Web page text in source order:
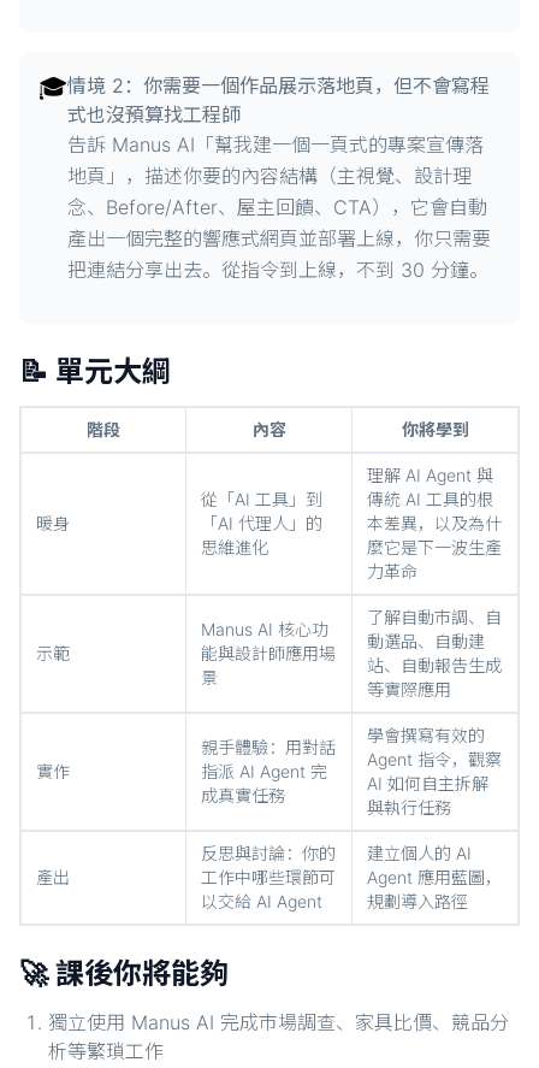
🎓情境 2：你需要一個作品展示落地頁，但不會寫程
式也沒預算找工程師
告訴 Manus AI「幫我建一個一頁式的專案宣傳落
地頁」，描述你要的內容結構（主視覺、設計理
念、Before/After、屋主回饋、CTA），它會自動
產出一個完整的響應式網頁並部署上線，你只需要
把連結分享出去。從指令到上線，不到 30 分鐘。
📝 單元大綱
階段 內容 你將學到
暖身
從「AI 工具」到
「AI 代理人」的
思維進化
理解 AI Agent 與
傳統 AI 工具的根
本差異，以及為什
麼它是下一波生產
力革命
示範
Manus AI 核心功
能與設計師應用場
景
了解自動市調、自
動選品、自動建
站、自動報告生成
等實際應用
實作
親手體驗：用對話
指派 AI Agent 完
成真實任務
學會撰寫有效的
Agent 指令，觀察
AI 如何自主拆解
與執行任務
產出
反思與討論：你的
工作中哪些環節可
以交給 AI Agent
建立個人的 AI
Agent 應用藍圖，
規劃導入路徑
🚀 課後你將能夠
獨立使用 Manus AI 完成市場調查、家具比價、競品分
析等繁瑣工作